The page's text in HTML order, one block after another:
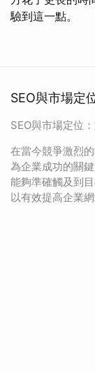
驗到這一點。
SEO與市場定
SEO與市場定位
在當今競爭激烈
為企業成功的關
能夠準確觸及到
以有效提高企業